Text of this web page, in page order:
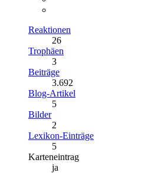
Reaktionen
26
Trophäen
3
Beiträge
3.692
Blog-Artikel
5
Bilder
2
Lexikon-Einträge
5
Karteneintrag
ja